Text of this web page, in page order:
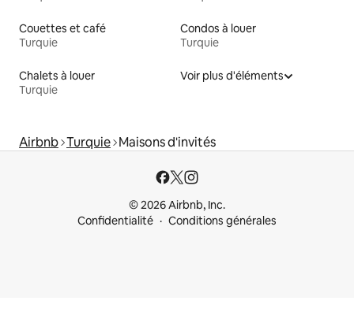
Couettes et café
Turquie
Condos à louer
Turquie
Chalets à louer
Turquie
Voir plus d'éléments
Airbnb Turquie Maisons d'invités
© 2026 Airbnb, Inc.
Confidentialité
Conditions générales